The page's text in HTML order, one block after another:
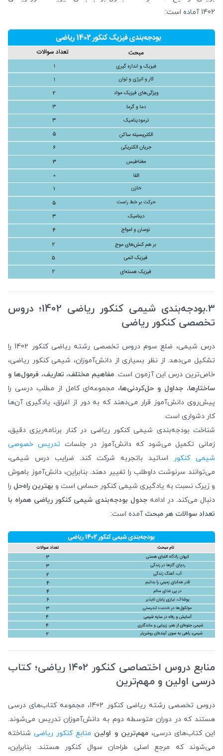
1402 آماده است:
3.بودجه‌بندی شیمی کنکور ریاضی 1402؛ دروس
تخصصی کنکور ریاضی
درس شیمی، ضلع سوم دروس تخصصی رشته ریاضی کنکور 1402 را
تشکیل می‌دهد. از نظر بسیاری از دانش‌آموزان، شیمی کنکور ریاضی،
خاص‌ترین درس این آزمون است. مفاهیم مختلف، تعاریف، فرمول‌ها و
ساختار‌ها، جداول و حل‌کردنی‌ها، مجموعه‌ای کامل از مطلب درسی را
پیش‌روی دانش‌آموز قرار می‌دهند که به دور از اغراق، یادگیری آن‌ها
کار دشواری است.
شناخت بودجه‌بندی شیمی کنکور ریاضی در کنار برنامه‌ریزی دقیق،
زمانی تکمیل می‌شود که دانش‌آموز در جلساتتدریس خصوصی
شیمی کنکور
اساتید باتجربه شرکت کند. ضرایب درس شیمی،
می‌توانند سرنوشت داوطلب را تغییر دهند. بنابراین، دانش‌آموز باهوش
و زیرک نسبت به یادگیری شیمی کنکور حساس است و بهترین راه‌حل را
دنبال می‌کند. در ادامه جدول بودجه‌بندی شیمی کنکور ریاضی همراه با
تعداد سوالات هر مبحث آمده است:
منابع دروس اختصاصی کنکور ۱۴۰۲ ریاضی؛ کتاب
درسی اولین و مهم‌ترین
دروس تخصصی رشته ریاضی کنکور 1402، مجموعه کتاب‌های درسی
هستند که در دوران متوسطه دوم به دانش‌آموزان تدریس می‌شوند.
این کتاب‌های درسی،مهم‌ترین و اولین منابع کنکور ریاضیشناخته
می‌شوند که مرجع اصلی طراحان سوال کنکور هستند. بنابراین،